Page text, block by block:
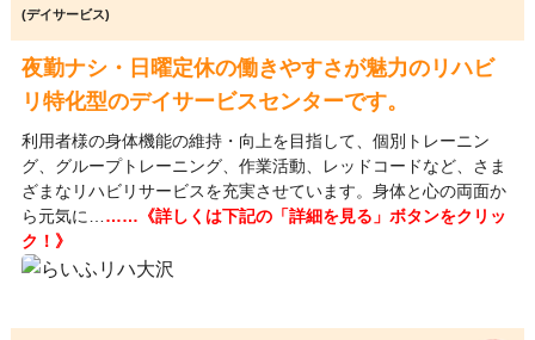
(デイサービス)
夜勤ナシ・日曜定休の働きやすさが魅力のリハビ
リ特化型のデイサービスセンターです。
利用者様の身体機能の維持・向上を目指して、個別トレーニン
グ、グループトレーニング、作業活動、レッドコードなど、さま
ざまなリハビリサービスを充実させています。身体と心の両面か
ら元気に… ……《詳しくは下記の「詳細を見る」ボタンをクリッ
ク！》